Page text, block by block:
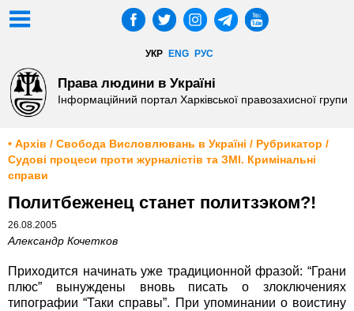
УКР ENG РУС
Права людини в Україні
Інформаційний портал Харківської правозахисної групи
• Архів / Свобода Висловлювань в Україні / Рубрикатор /
Судові процеси проти журналістів та ЗМІ. Кримінальні
справи
Политбеженец станет политзэком?!
26.08.2005
Александр Кочетков
Приходится начинать уже традиционной фразой: “Грани
плюс” вынуждены вновь писать о злоключениях
типографии “Таки справы”. При упоминании о воистину